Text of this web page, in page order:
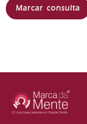
Marcar consulta